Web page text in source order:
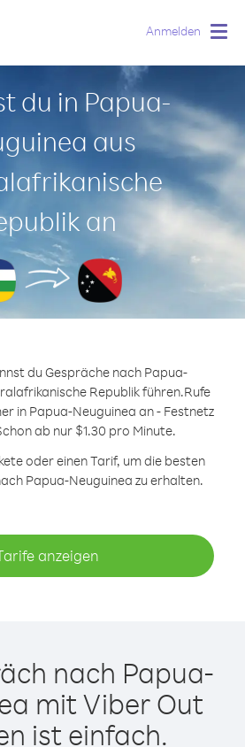
Anmelden
du in Papua-
aus
an
du Gespräche nach Papua-
Republik führen.Rufe
in Papua-Neuguinea an - Festnetz
ab nur $1.30 pro Minute.
oder einen Tarif, um die besten
Papua-Neuguinea zu erhalten.
anzeigen
nach Papua-
mit Viber Out
ist einfach.